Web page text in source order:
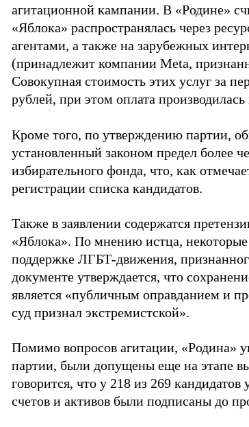
агитационной кампании. В «Родине»
«Яблока» распространялась через
агентами, а также на зарубежных
(принадлежит компании Meta,
Совокупная стоимость этих услуг за
рублей, при этом оплата
Кроме того, по утверждению партии,
установленный законом предел более
избирательного фонда, что, как
регистрации списка кандидатов.
Также в заявлении содержатся
«Яблока». По мнению истца,
поддержке ЛГБТ-движения,
документе утверждается, что
является «публичным оправданием и
суд признал экстремистской».
Помимо вопросов агитации, «Родина»
партии, были допущены еще на этапе
говорится, что у 218 из 269
счетов и активов были подписаны до